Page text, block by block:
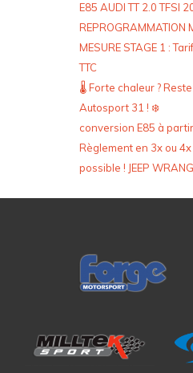
E85 AUDI TT 2.0 TFSI
REPROGRAMMATION
MESURE STAGE 1 :
TTC
🌡️ Forte chaleur ?
Autosport 31 ! ❄️
conversion E85 à
Règlement en 3x ou
possible ! JEEP